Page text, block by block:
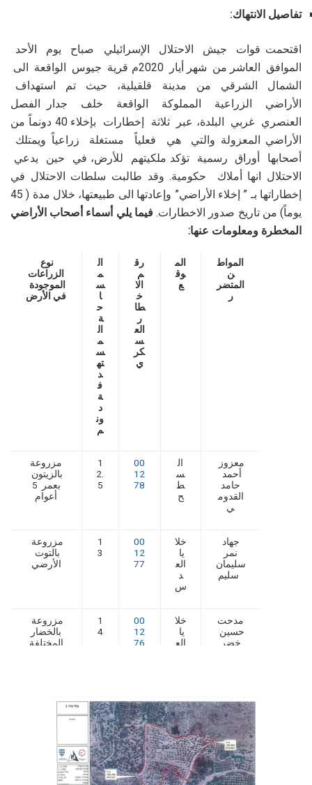
تفاصيل الانتهاك:
اقتحمت قوات جيش الاحتلال الإسرائيلي صباح يوم الأحد
الموافق العاشر من شهر أيار 2020م قرية جيوس الواقعة الى
الشمال الشرقي من مدينة قلقيلية، حيث تم استهداف
الأراضي الزراعية المملوكة الواقعة خلف جدار الفصل
العنصري غربي البلدة، عبر ثلاثة إخطارات بإخلاء 40 دونماً من
الأراضي المعزولة والتي هي فعلياً مستغلة زراعياً ويمتلك
أصحابها أوراق رسمية تؤكد ملكيتهم للأرض، في حين يدعي
الاحتلال انها أملاك حكومية. وقد طالبت سلطات الاحتلال في
إخطاراتها بـ ” إخلاء الأراضي” وإعادتها الى طبيعتها، خلال مدة ( 45
يوماً) من تاريخ صدور الاخطارات.فيما يلي أسماء أصحاب الأراضي
المخطرة ومعلومات عنها:
المواط
ن
المتضر
ر
الم
وق
ع
رق
م
الا
خ
طا
ر
الع
س
كر
ي
ال
م
س
ا
ح
ة
ال
م
س
ته
د
ف
ة
د
ون
م
نوع
الزراعات
الموجودة
في الأرض
معزوز
أحمد
حامد
القدوم
ي
ال
س
ط
ح
00
12
78
1
2.
5
مزروعة
بالزيتون
بعمر 5
أعوام
جهاد
نمر
سليمان
سليم
خلا
يا
الع
د
س
00
12
77
1
3
مزروعة
بالتوت
الأرضي
مدحت
حسين
خضر
خلا
يا
الع
00
12
76
1
4
مزروعة
بالخضار
المختلفة
المجموع
3
9.
5